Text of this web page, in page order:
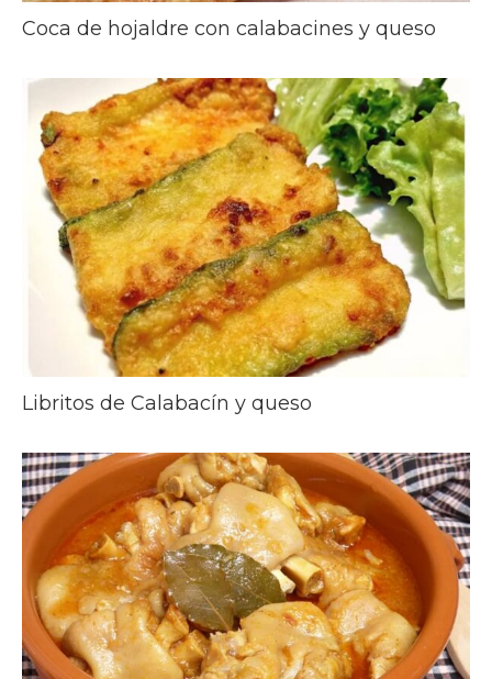
Coca de hojaldre con calabacines y queso
Libritos de Calabacín y queso